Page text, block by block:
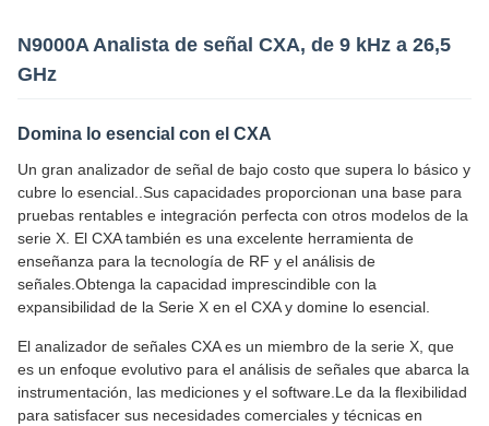
N9000A Analista de señal CXA, de 9 kHz a 26,5
GHz
Domina lo esencial con el CXA
Un gran analizador de señal de bajo costo que supera lo básico y
cubre lo esencial..Sus capacidades proporcionan una base para
pruebas rentables e integración perfecta con otros modelos de la
serie X. El CXA también es una excelente herramienta de
enseñanza para la tecnología de RF y el análisis de
señales.Obtenga la capacidad imprescindible con la
expansibilidad de la Serie X en el CXA y domine lo esencial.
El analizador de señales CXA es un miembro de la serie X, que
es un enfoque evolutivo para el análisis de señales que abarca la
instrumentación, las mediciones y el software.Le da la flexibilidad
para satisfacer sus necesidades comerciales y técnicas en